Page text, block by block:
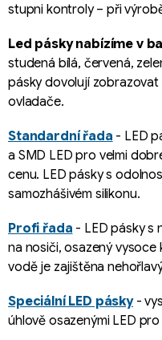
stupni kontroly – při
Led pásky nabízíme v
studená bílá, červená,
pásky dovolují
ovladače.
Standardní řada - LED
a SMD LED pro velmi
cenu. LED pásky s
samozhášivém silikonu.
Profi řada - LED pásky s
na nosiči, osazený
vodě je zajištěna
Speciální LED pásky-
úhlově osazenými LED